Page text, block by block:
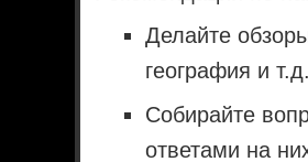
Делайте
география и
Собирайте
ответами на